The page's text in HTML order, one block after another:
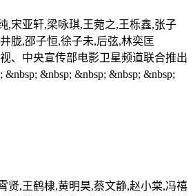
,宋亚轩,梁咏琪,王菀之,王栎鑫,张子
胧,邵子恒,徐子未,后弦,林奕匡
、中央宣传部电影卫星频道联合推出
&nbsp; &nbsp; &nbsp; &nbsp;
贤,王鹤棣,黄明昊,蔡文静,赵小棠,冯禧